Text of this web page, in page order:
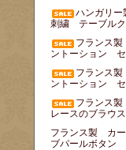
ハンガリ
刺繍 テーブルク
フランス
ントーション
フランス
ントーション
フランス
レースのブラウ
フランス製 カー
ブパールボタン